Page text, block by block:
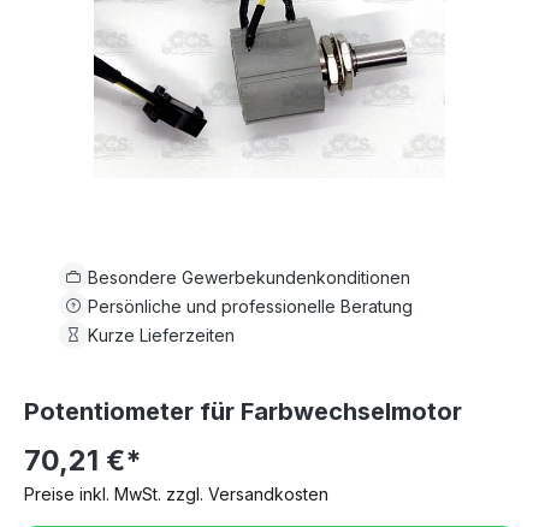
Besondere Gewerbekundenkonditionen
Persönliche und professionelle Beratung
Kurze Lieferzeiten
Potentiometer für Farbwechselmotor
70,21 €*
Preise inkl. MwSt. zzgl. Versandkosten